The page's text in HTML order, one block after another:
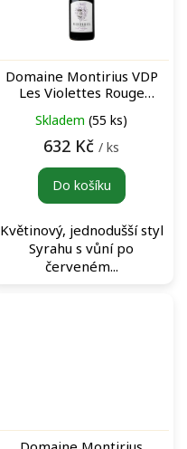
Domaine Montirius VDP
Les Violettes Rouge
Skladem (55 ks)
632 Kč / ks
Do košíku
Květinový, jednodušší styl
Syrahu s vůní po
červeném...